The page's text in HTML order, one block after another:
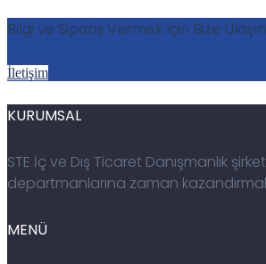
Bilgi ve Sipariş Vermek için Bize Ulaşın
İletişim
KURUMSAL
STE İç ve Dış Ticaret Danışmanlık
departmanlarına zaman
MENÜ